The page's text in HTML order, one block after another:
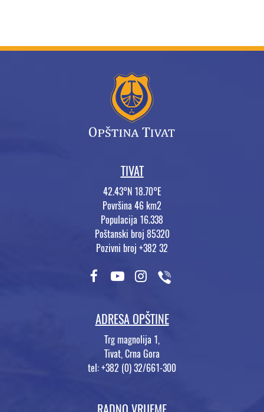
TIVAT
42.43°N 18.70°E
Površina 46 km2
Populacija 16.338
Poštanski broj 85320
Pozivni broj +382 32
ADRESA OPŠTINE
Trg magnolija 1,
Tivat, Crna Gora
tel: +382 (0) 32/661-300